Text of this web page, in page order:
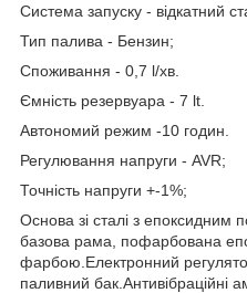
Система запуску - відкатний
Тип палива - Бензин;
Споживання - 0,7 l/хв.
Ємність резервуара - 7 lt.
Автономий режим -10 годин.
Регулювання напруги - AVR;
Точність напруги +-1%;
Основа зі сталі з
базова рама, пофарбована
фарбою.Електронний
паливний бак.Антивібраційні